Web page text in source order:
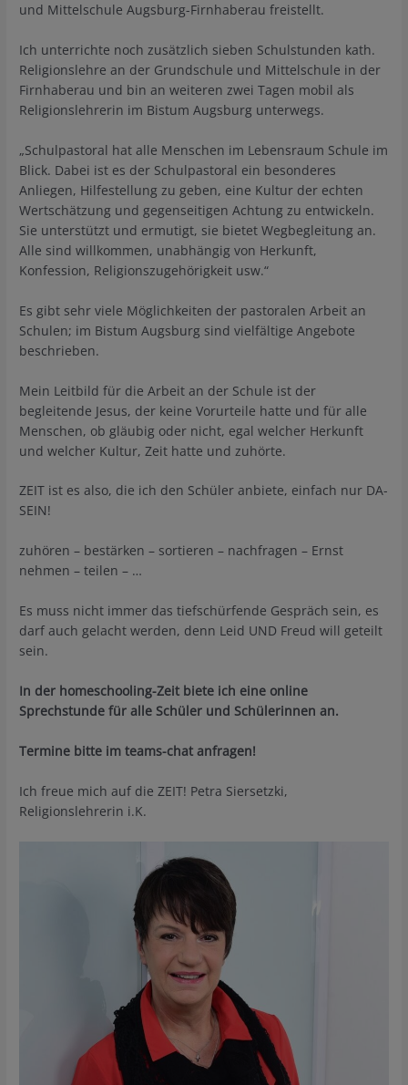
und Mittelschule Augsburg-Firnhaberau freistellt.
Ich unterrichte noch zusätzlich sieben Schulstunden kath.
Religionslehre an der Grundschule und Mittelschule in der
Firnhaberau und bin an weiteren zwei Tagen mobil als
Religionslehrerin im Bistum Augsburg unterwegs.
„Schulpastoral hat alle Menschen im Lebensraum Schule im
Blick. Dabei ist es der Schulpastoral ein besonderes
Anliegen, Hilfestellung zu geben, eine Kultur der echten
Wertschätzung und gegenseitigen Achtung zu entwickeln.
Sie unterstützt und ermutigt, sie bietet Wegbegleitung an.
Alle sind willkommen, unabhängig von Herkunft,
Konfession, Religionszugehörigkeit usw.“
Es gibt sehr viele Möglichkeiten der pastoralen Arbeit an
Schulen; im Bistum Augsburg sind vielfältige Angebote
beschrieben.
Mein Leitbild für die Arbeit an der Schule ist der
begleitende Jesus, der keine Vorurteile hatte und für alle
Menschen, ob gläubig oder nicht, egal welcher Herkunft
und welcher Kultur, Zeit hatte und zuhörte.
ZEIT ist es also, die ich den Schüler anbiete, einfach nur DA-
SEIN!
zuhören – bestärken – sortieren – nachfragen – Ernst
nehmen – teilen – …
Es muss nicht immer das tiefschürfende Gespräch sein, es
darf auch gelacht werden, denn Leid UND Freud will geteilt
sein.
In der homeschooling-Zeit biete ich eine online
Sprechstunde für alle Schüler und Schülerinnen an.
Termine bitte im teams-chat anfragen!
Ich freue mich auf die ZEIT! Petra Siersetzki,
Religionslehrerin i.K.